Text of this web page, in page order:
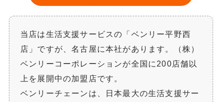
当店は生活支援サービスの「ベンリー平野西
店」ですが、名古屋に本社があります。（株）
ベンリーコーポレーションが全国に200店舗以
上を展開中の加盟店です。
ベンリーチェーンは、日本最大の生活支援サー